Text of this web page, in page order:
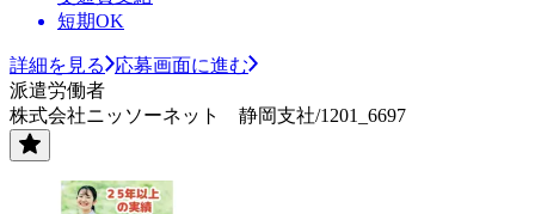
短期OK
詳細を見る
応募画面に進む
派遣労働者
株式会社ニッソーネット 静岡支社/1201_6697